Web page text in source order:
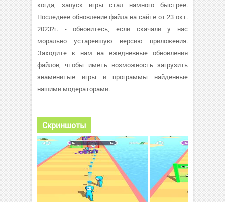
когда, запуск игры стал намного быстрее.
Последнее обновление файла на сайте от 23 окт.
2023?г. - обновитесь, если скачали у нас
морально устаревшую версию приложения.
Заходите к нам на ежедневные обновления
файлов, чтобы иметь возможность загрузить
знаменитые игры и программы найденные
нашими модераторами.
Скриншоты